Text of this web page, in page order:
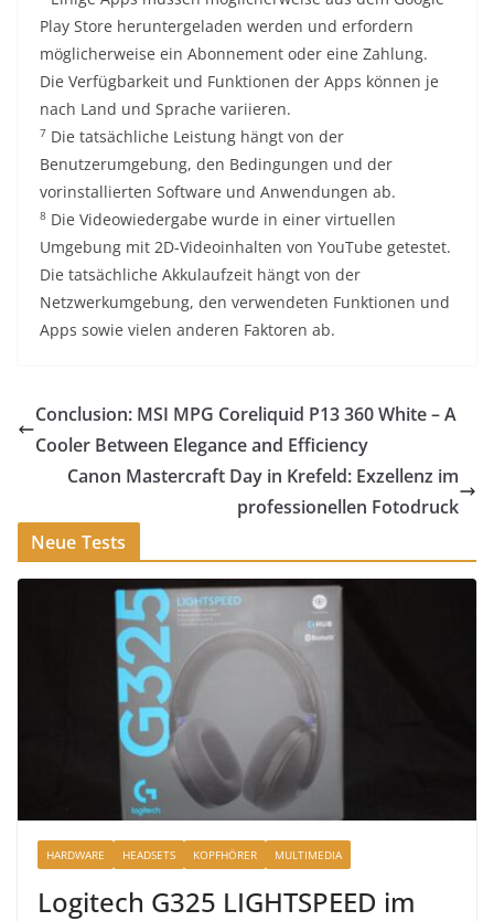
Play Store heruntergeladen werden und erfordern
möglicherweise ein Abonnement oder eine Zahlung.
Die Verfügbarkeit und Funktionen der Apps können je
nach Land und Sprache variieren.
7 Die tatsächliche Leistung hängt von der
Benutzerumgebung, den Bedingungen und der
vorinstallierten Software und Anwendungen ab.
8 Die Videowiedergabe wurde in einer virtuellen
Umgebung mit 2D-Videoinhalten von YouTube getestet.
Die tatsächliche Akkulaufzeit hängt von der
Netzwerkumgebung, den verwendeten Funktionen und
Apps sowie vielen anderen Faktoren ab.
Conclusion: MSI MPG Coreliquid P13 360 White – A
Cooler Between Elegance and Efficiency
Canon Mastercraft Day in Krefeld: Exzellenz im
professionellen Fotodruck
Neue Tests
HARDWARE HEADSETS KOPFHÖRER MULTIMEDIA
Logitech G325 LIGHTSPEED im